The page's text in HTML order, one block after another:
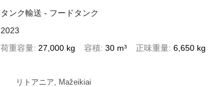
タンク輸送 - フードタンク
2023
荷重容量 27,000 kg 容積 30 m³ 正味重量 6,650 kg
リトアニア, Mažeikiai